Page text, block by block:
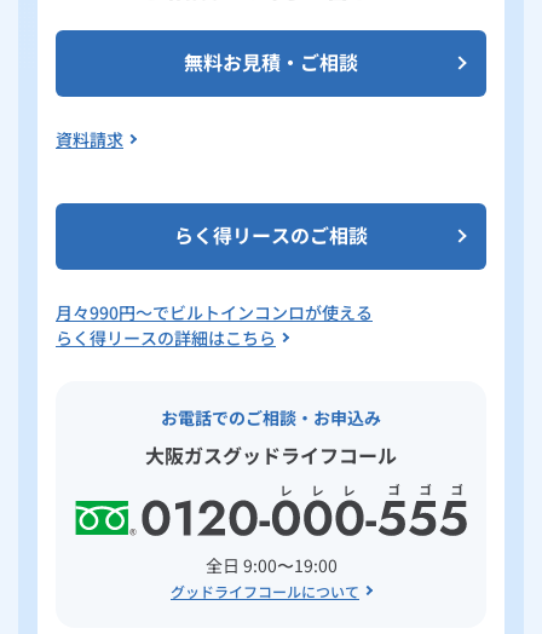
無料お見積・ご相談
資料請求
らく得リースのご相談
月々990円～でビルトインコンロが使える
らく得リースの詳細はこちら
お電話でのご相談・お申込み
大阪ガスグッドライフコール
全日 9:00〜19:00
グッドライフコールについて